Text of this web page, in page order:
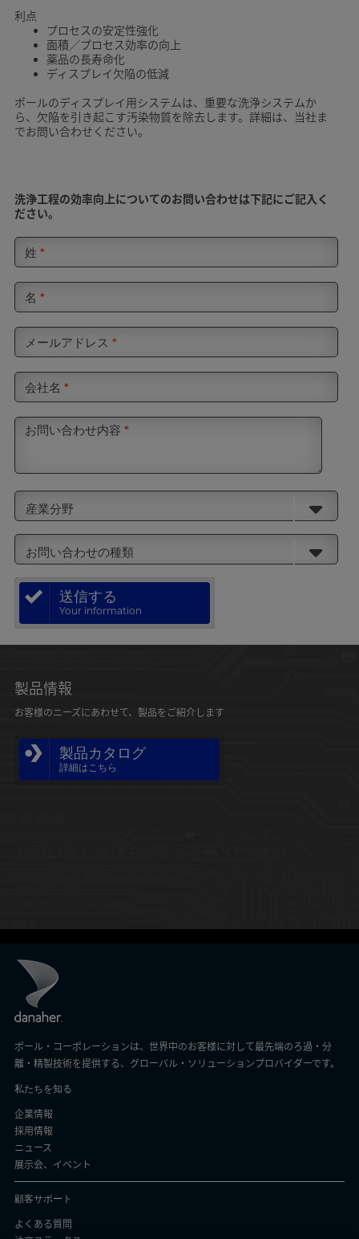
利点
プロセスの安定性強化
面積／プロセス効率の向上
薬品の長寿命化
ディスプレイ欠陥の低減
ポールのディスプレイ用システムは、重要な洗浄システムか
ら、欠陥を引き起こす汚染物質を除去します。詳細は、当社ま
でお問い合わせください。
洗浄工程の効率向上についてのお問い合わせは下記にご記入く
ださい。
姓 *
名 *
メールアドレス *
会社名 *
お問い合わせ内容 *
産業分野
お問い合わせの種類
送信する
Your information
製品情報
お客様のニーズにあわせて、製品をご紹介します
製品カタログ
詳細はこちら
ポール・コーポレーションは、世界中のお客様に対して最先端のろ過・分
離・精製技術を提供する、グローバル・ソリューションプロバイダーです。
私たちを知る
企業情報
採用情報
ニュース
展示会、イベント
顧客サポート
よくある質問